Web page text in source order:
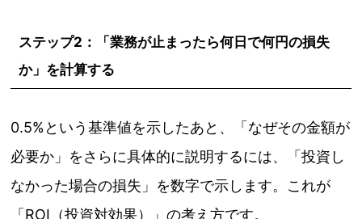
ステップ2：「業務が止まったら何日で何円の損失
か」を計算する
0.5%という基準値を示したあと、「なぜその金額が
必要か」をさらに具体的に説明するには、「投資し
なかった場合の損失」を数字で示します。これが
「ROI（投資対効果）」の考え方です。